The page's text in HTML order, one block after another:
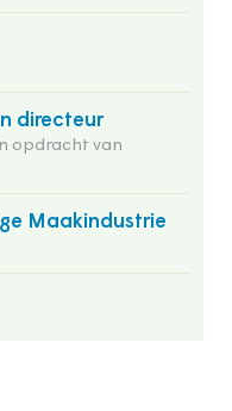
directeur
opdracht van
Maakindustrie